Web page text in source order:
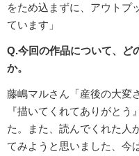
をため込まずに、アウトプ
ています」
Q.今回の作品について、ど
か。
藤嶋マルさん「産後の大変
『描いてくれてありがと
た。また、読んでくれた人
てみようと思いました、今